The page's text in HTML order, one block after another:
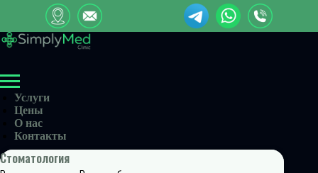
Услуги
Цены
О нас
Контакты
Стоматология